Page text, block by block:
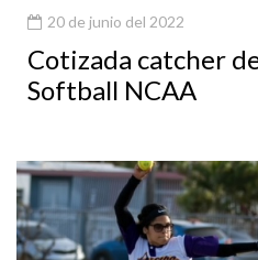
20 de junio del 2022
Cotizada catcher
Softball NCAA